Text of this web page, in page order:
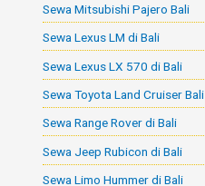
Sewa Mitsubishi Pajero Bali
Sewa Lexus LM di Bali
Sewa Lexus LX 570 di Bali
Sewa Toyota Land Cruiser Bali
Sewa Range Rover di Bali
Sewa Jeep Rubicon di Bali
Sewa Limo Hummer di Bali